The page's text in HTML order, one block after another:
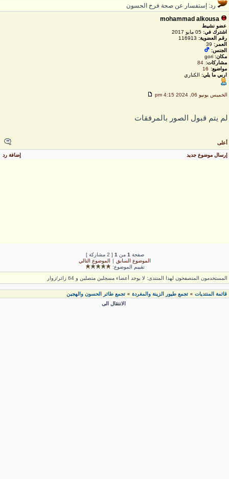
رد: إستفسار عن صحة فرخ الحسون
mohammad alkousa
عضو نشيط
اشترك في:05 مايو 2017
رقم العضوية:116913
العمر: 39
الجنس:
مكان:gori
مشاركات:
84
مواضيع:
16
اربي ما يلي:الكناري
الخميس يونيو 06, 2024 4:15 pm
يتم قبول الصور بالمرفقات
أعلى
إرسال موضوع جديد إضافة رد
صفحة1 من [ 2 مشاركة ]
الموضوع السابق| الموضوع التالي
تقييم الموضوع:
المستخدمون المتصفحون لهذا المنتدى: لا يوجد أعضاء مسجلين متصلين و 64 زائر/زوار
قائمة المنتديات» تجمع طيور الزينة والمغردة» تجمع طائر الحسون والهجين
الانتقال الى